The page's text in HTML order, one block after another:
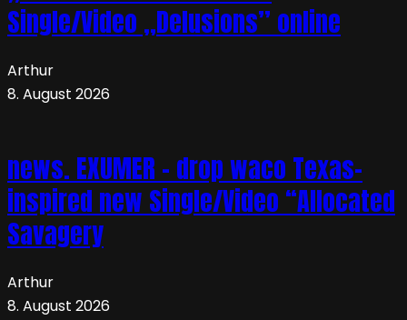
Single/Video „Delusions” online
Arthur
8. August 2026
news. EXUMER – drop waco Texas-
inspired new Single/Video “Allocated
Savagery
Arthur
8. August 2026